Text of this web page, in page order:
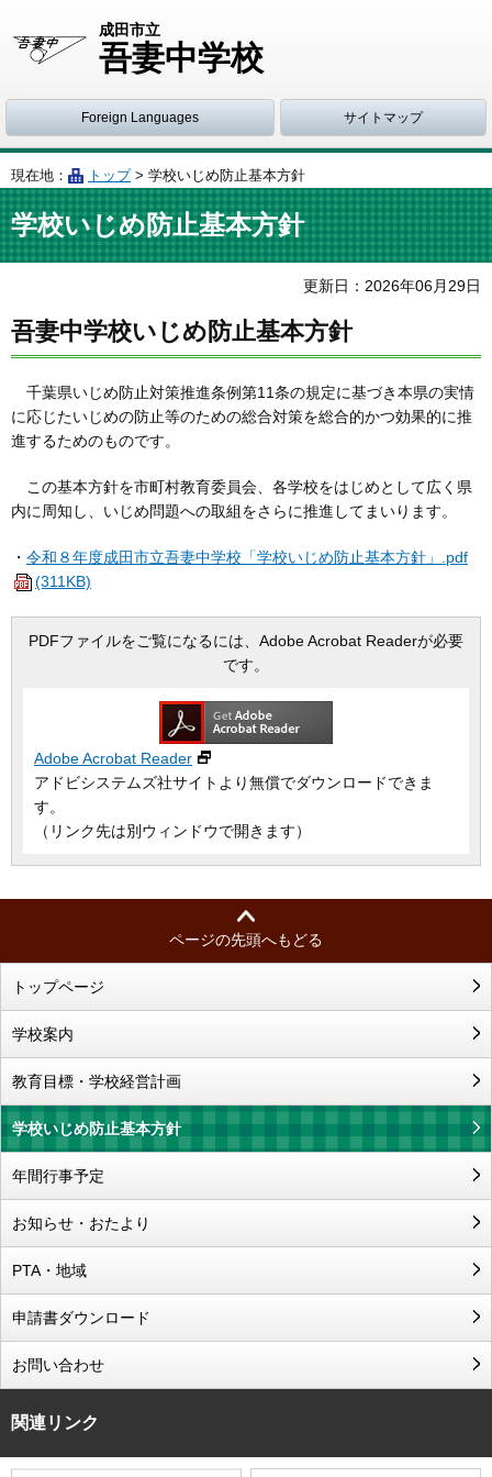
成田市立
吾妻中学校
Foreign Languages サイトマップ
現在地： トップ> 学校いじめ防止基本方針
学校いじめ防止基本方針
更新日： 2026年06月 29日
吾妻中学校いじめ防止基本方針
千葉県いじめ防止対策推進条例第11条の規定に基づき本県の実情
に応じたいじめの防止等のための総合対策を総合的かつ効果的に推
進するためのものです。
この基本方針を市町村教育委員会、各学校をはじめとして広く県
内に周知し、いじめ問題への取組をさらに推進してまいります。
・ 令和８年度成田市立吾妻中学校「学校いじめ防止基本方針」.pdf
(311KB)
PDFファイルをご覧になるには、Adobe Acrobat Readerが必要
です。
Adobe Acrobat Reader
アドビシステムズ社サイトより無償でダウンロードできま
す。
（リンク先は別ウィンドウで開きます）
ページの先頭へもどる
トップページ
学校案内
教育目標・学校経営計画
学校いじめ防止基本方針
年間行事予定
お知らせ・おたより
PTA・地域
申請書ダウンロード
お問い合わせ
関連リンク